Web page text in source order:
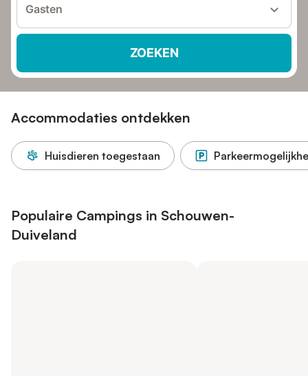
Gasten
ZOEKEN
Accommodaties ontdekken
Huisdieren toegestaan
Populaire Campings in Schouwen-
Duiveland